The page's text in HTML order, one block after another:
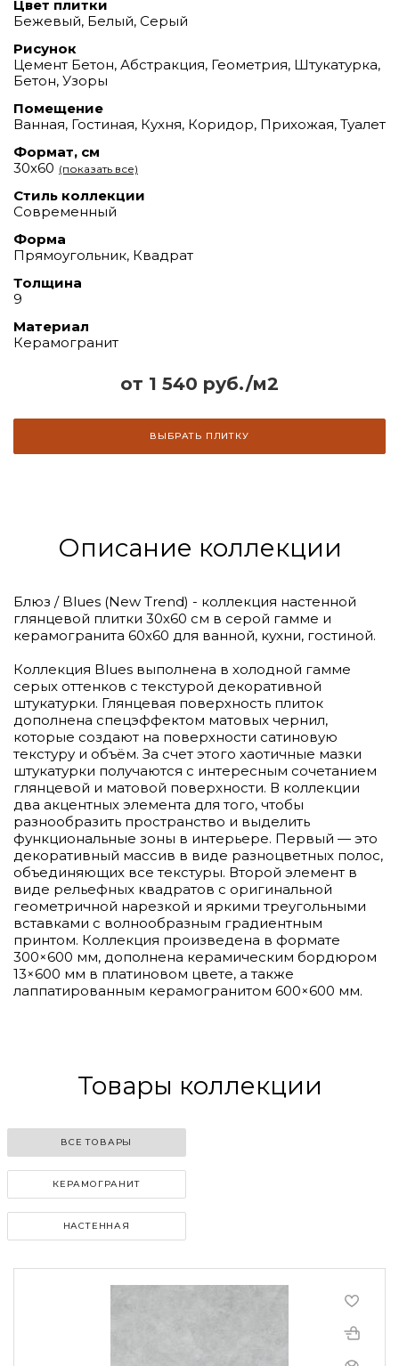
от 1 540 руб./м2
ВЫБРАТЬ ПЛИТКУ
Цвет плитки
Бежевый, Белый, Серый
Рисунок
Цемент Бетон, Абстракция, Геометрия, Штукатурка,
Бетон, Узоры
Помещение
Ванная, Гостиная, Кухня, Коридор, Прихожая, Туалет
Формат, см
30х60 (показать все)
Стиль коллекции
Современный
Форма
Прямоугольник, Квадрат
Толщина
9
Материал
Керамогранит
Описание коллекции
Блюз / Blues (New Trend) - коллекция настенной
глянцевой плитки 30х60 см в серой гамме и
керамогранита 60х60 для ванной, кухни, гостиной.
Коллекция Blues выполнена в холодной гамме
серых оттенков с текстурой декоративной
штукатурки. Глянцевая поверхность плиток
дополнена спецэффектом матовых чернил,
которые создают на поверхности сатиновую
текстуру и объём. За счет этого хаотичные мазки
штукатурки получаются с интересным сочетанием
глянцевой и матовой поверхности. В коллекции
два акцентных элемента для того, чтобы
разнообразить пространство и выделить
функциональные зоны в интерьере. Первый — это
декоративный массив в виде разноцветных полос,
объединяющих все текстуры. Второй элемент в
виде рельефных квадратов с оригинальной
геометричной нарезкой и яркими треугольными
вставками с волнообразным градиентным
принтом. Коллекция произведена в формате
300×600 мм, дополнена керамическим бордюром
13×600 мм в платиновом цвете, а также
лаппатированным керамогранитом 600×600 мм.
Товары коллекции
ВСЕ ТОВАРЫ
КЕРАМОГРАНИТ
НАСТЕННАЯ